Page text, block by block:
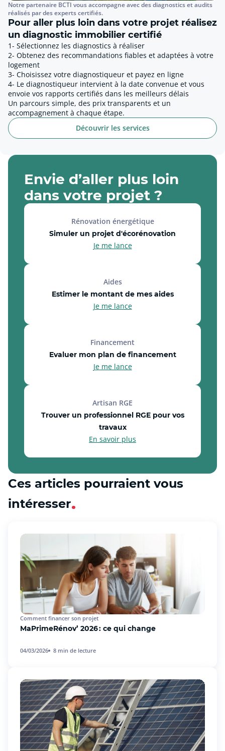
Pour aller plus loin dans votre projet réalisez
un diagnostic immobilier certifié
Notre partenaire BCTI vous accompagne avec des diagnostics et audits
réalisés par des experts certifiés.
1- Sélectionnez les diagnostics à réaliser
2- Obtenez des recommandations fiables et adaptées à votre
logement
3- Choisissez votre diagnostiqueur et payez en ligne
4- Le diagnostiqueur intervient à la date convenue et vous
envoie vos rapports certifiés dans les meilleurs délais
Un parcours simple, des prix transparents et un
accompagnement à chaque étape.
Découvrir les services
Envie d’aller plus loin
dans votre projet ?
Simuler un projet d'écorénovation
Rénovation énergétique
Je me lance
Estimer le montant de mes aides
Aides
Je me lance
Evaluer mon plan de financement
Financement
Je me lance
Trouver un professionnel RGE pour vos
travaux
Artisan RGE
En savoir plus
Ces articles pourraient vous
intéresser
MaPrimeRénov’ 2026 : ce qui change
Comment financer son projet
04/03/2026 8 min de lecture